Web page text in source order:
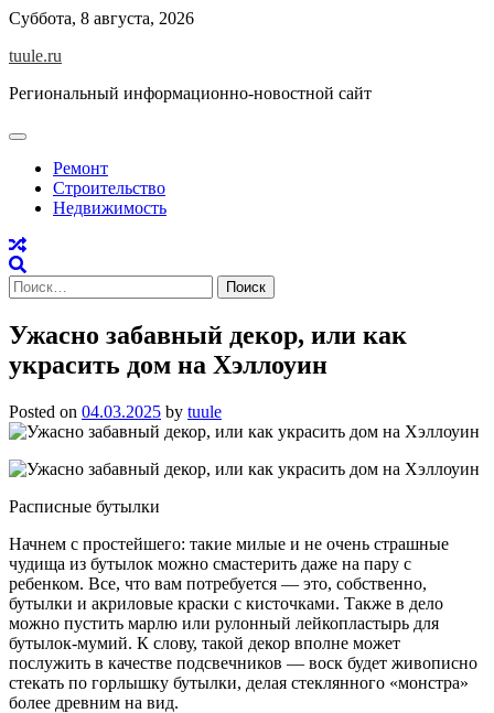
Skip
content
Суббота, 8 августа, 2026
tuule.ru
Региональный информационно-новостной сайт
Ремонт
Строительство
Недвижимость
Найти:
Ужасно забавный декор, или как
украсить дом на Хэллоуин
Posted on 04.03.2025 by tuule
Расписные бутылки
Начнем с простейшего: такие милые и не очень страшные
чудища из бутылок можно смастерить даже на пару с
ребенком. Все, что вам потребуется — это, собственно,
бутылки и акриловые краски с кисточками. Также в дело
можно пустить марлю или рулонный лейкопластырь для
бутылок-мумий. К слову, такой декор вполне может
послужить в качестве подсвечников — воск будет живописно
стекать по горлышку бутылки, делая стеклянного «монстра»
более древним на вид.